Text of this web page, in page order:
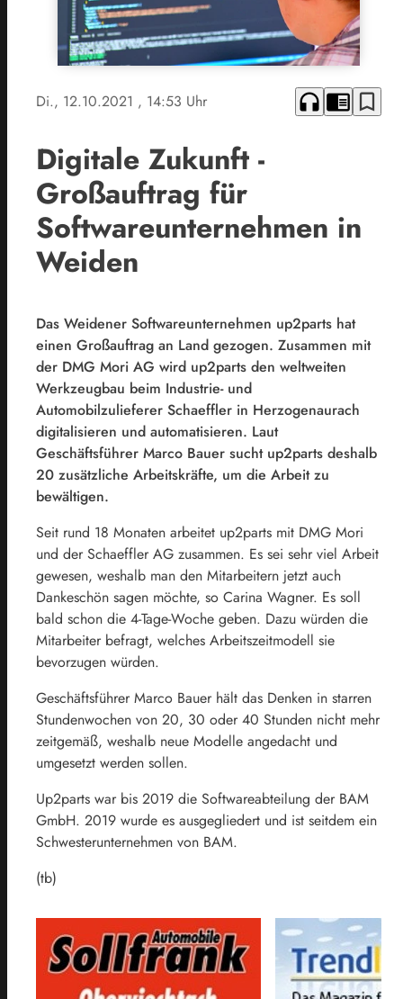
Di., 12.10.2021 , 14:53 Uhr headphones chrome_reader_mode bookmark_border
Digitale Zukunft -
Großauftrag für
Softwareunternehmen in
Weiden
Das Weidener Softwareunternehmen up2parts hat
einen Großauftrag an Land gezogen. Zusammen mit
der DMG Mori AG wird up2parts den weltweiten
Werkzeugbau beim Industrie- und
Automobilzulieferer Schaeffler in Herzogenaurach
digitalisieren und automatisieren. Laut
Geschäftsführer Marco Bauer sucht up2parts deshalb
20 zusätzliche Arbeitskräfte, um die Arbeit zu
bewältigen.
Seit rund 18 Monaten arbeitet up2parts mit DMG Mori
und der Schaeffler AG zusammen. Es sei sehr viel Arbeit
gewesen, weshalb man den Mitarbeitern jetzt auch
Dankeschön sagen möchte, so Carina Wagner. Es soll
bald schon die 4-Tage-Woche geben. Dazu würden die
Mitarbeiter befragt, welches Arbeitszeitmodell sie
bevorzugen würden.
Geschäftsführer Marco Bauer hält das Denken in starren
Stundenwochen von 20, 30 oder 40 Stunden nicht mehr
zeitgemäß, weshalb neue Modelle angedacht und
umgesetzt werden sollen.
Up2parts war bis 2019 die Softwareabteilung der BAM
GmbH. 2019 wurde es ausgegliedert und ist seitdem ein
Schwesterunternehmen von BAM.
(tb)